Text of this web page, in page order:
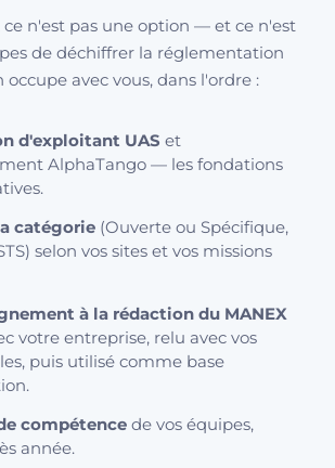
ce n'est pas une option — et ce n'est
de déchiffrer la réglementation
occupe avec vous, dans l'ordre :
d'exploitant UAS et
AlphaTango — les fondations
catégorie (Ouverte ou Spécifique,
selon vos sites et vos missions
à la rédaction du MANEX
votre entreprise, relu avec vos
puis utilisé comme base
compétence de vos équipes,
année.